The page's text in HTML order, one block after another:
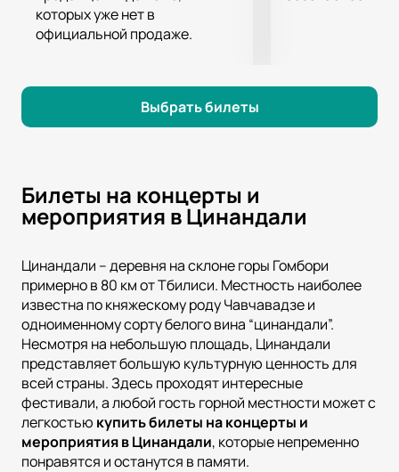
которых уже нет в
официальной продаже.
Выбрать билеты
Билеты на концерты и
мероприятия в Цинандали
Цинандали – деревня на склоне горы Гомбори
примерно в 80 км от Тбилиси. Местность наиболее
известна по княжескому роду Чавчавадзе и
одноименному сорту белого вина “цинандали”.
Несмотря на небольшую площадь, Цинандали
представляет большую культурную ценность для
всей страны. Здесь проходят интересные
фестивали, а любой гость горной местности может с
легкостью купить билеты на концерты и
мероприятия в Цинандали, которые непременно
понравятся и останутся в памяти.